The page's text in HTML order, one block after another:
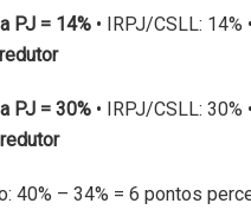
PJ = 14% • IRPJ/CSLL: 14%
PJ = 30% • IRPJ/CSLL: 30%
40% – 34% = 6 pontos